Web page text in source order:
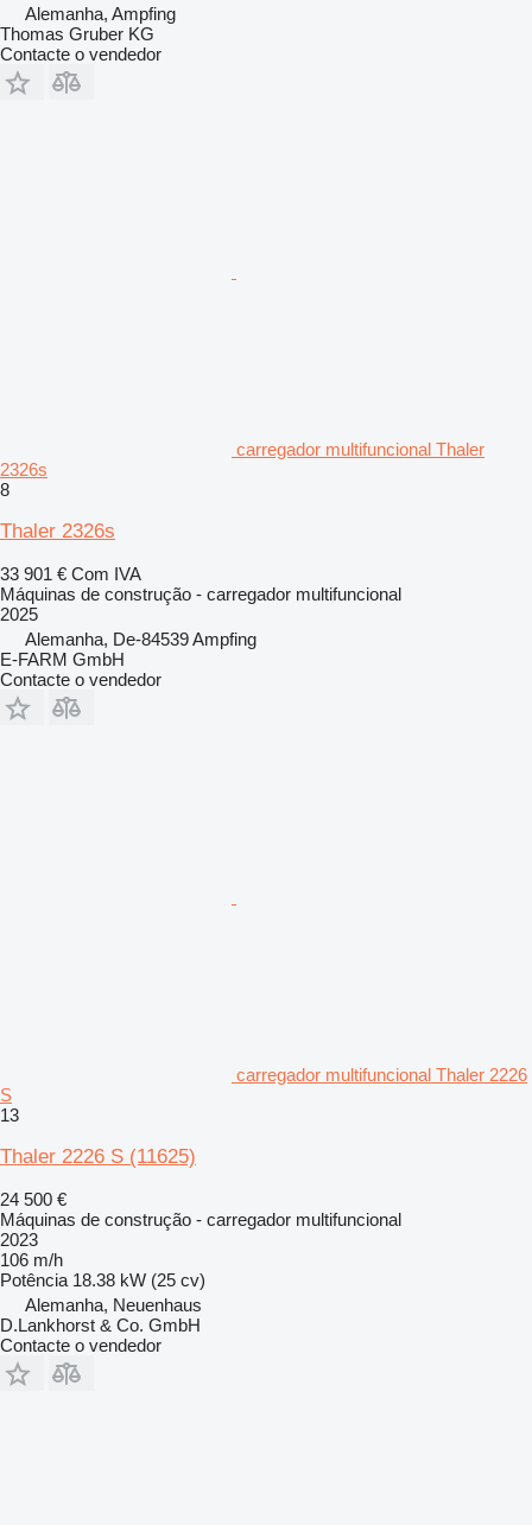
Alemanha, Ampfing
Thomas Gruber KG
Contacte o vendedor
carregador multifuncional Thaler
2326s
8
Thaler 2326s
33 901 € Com IVA
Máquinas de construção - carregador multifuncional
2025
Alemanha, De-84539 Ampfing
E-FARM GmbH
Contacte o vendedor
carregador multifuncional Thaler 2226
S
13
Thaler 2226 S (11625)
24 500 €
Máquinas de construção - carregador multifuncional
2023
106 m/h
Potência 18.38 kW (25 cv)
Alemanha, Neuenhaus
D.Lankhorst & Co. GmbH
Contacte o vendedor